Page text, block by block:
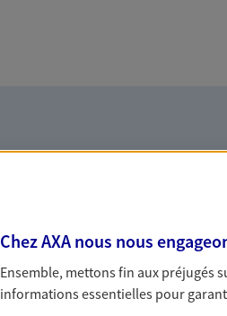
Vous accompagner
confiance
Chez AXA nous nous
Ensemble, mettons fin aux préjugés
informations essentielles pour